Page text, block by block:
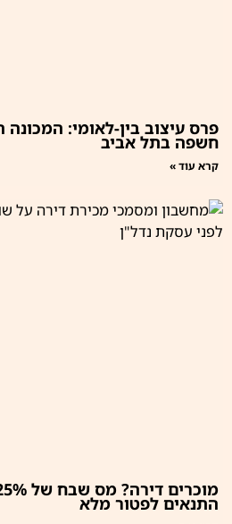
פרס עיצוב בין-לאומי:
חשפה בתל אביב
קרא עוד »
התנאים לפטור מלא